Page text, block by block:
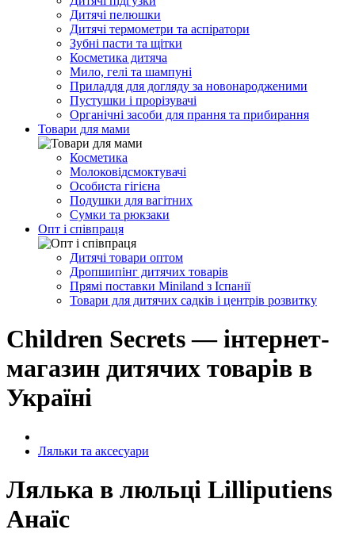
Дитячі пелюшки
Дитячі термометри та аспіратори
Зубні пасти та щітки
Косметика дитяча
Мило, гелі та шампуні
Приладдя для догляду за новонародженими
Пустушки і прорізувачі
Органічні засоби для прання та прибирання
Товари для мами
Косметика
Молоковідсмоктувачі
Особиста гігієна
Подушки для вагітних
Сумки та рюкзаки
Опт і співпраця
Дитячі товари оптом
Дропшипінг дитячих товарів
Прямі поставки Miniland з Іспанії
Товари для дитячих садків і центрів розвитку
Children Secrets — інтернет-
магазин дитячих товарів в
Україні
Ляльки та аксесуари
Лялька в люльці Lilliputiens
Анаїс